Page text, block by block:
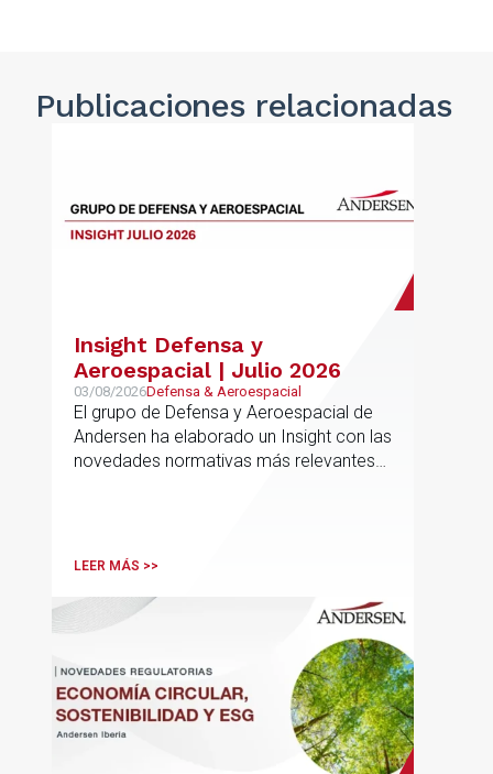
Publicaciones relacionadas
Insight Defensa y
Aeroespacial | Julio 2026
03/08/2026Defensa & Aeroespacial
El grupo de Defensa y Aeroespacial de
Andersen ha elaborado un Insight con las
novedades normativas más relevantes
LEER MÁS >>